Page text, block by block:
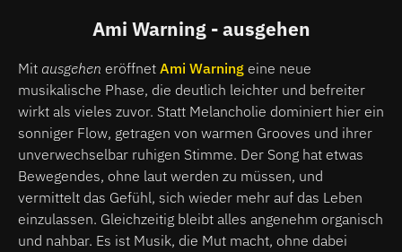
Ami Warning - ausgehen
Mit ausgehen eröffnet Ami Warning eine neue
musikalische Phase, die deutlich leichter und befreiter
wirkt als vieles zuvor. Statt Melancholie dominiert hier ein
sonniger Flow, getragen von warmen Grooves und ihrer
unverwechselbar ruhigen Stimme. Der Song hat etwas
Bewegendes, ohne laut werden zu müssen, und
vermittelt das Gefühl, sich wieder mehr auf das Leben
einzulassen. Gleichzeitig bleibt alles angenehm organisch
und nahbar. Es ist Musik, die Mut macht, ohne dabei